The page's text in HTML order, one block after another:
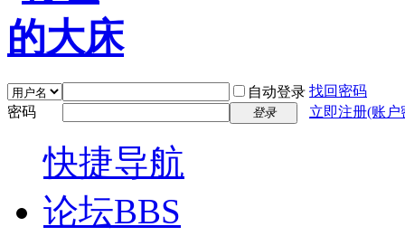
自动登录 找回密码
密码
登录 立即注册(账
快捷导航
论坛BBS